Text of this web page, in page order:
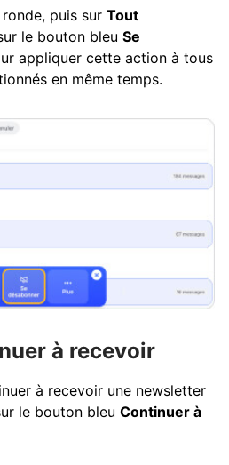
puis sur Tout
le bouton bleu Se
appliquer cette action à tous
en même temps.
à recevoir
à recevoir une newsletter
le bouton bleu Continuer à